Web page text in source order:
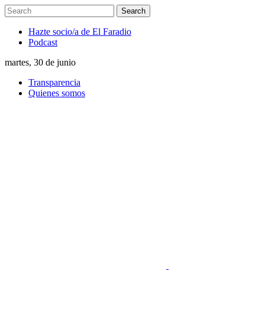
Hazte socio/a de El Faradio
Podcast
martes, 30 de junio
Transparencia
Quienes somos